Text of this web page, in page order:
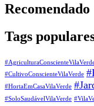
Recomendado
Tags
#CultivoConscienteVilaVerde
#HortaEmCasaVilaVerde
#SoloSaudávelVilaVerde